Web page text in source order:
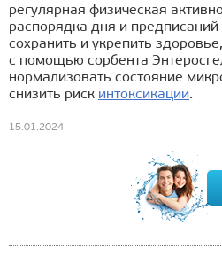
регулярная физическая
распорядка дня и предписаний
сохранить и укрепить
с помощью сорбента
нормализовать состояние
снизить риск интоксикации.
15.01.2024